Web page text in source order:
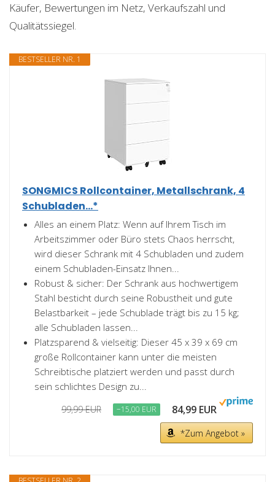
Käufer, Bewertungen im Netz, Verkaufszahl und
Qualitätssiegel.
BESTSELLER NR. 1
SONGMICS Rollcontainer, Metallschrank, 4
Schubladen...*
Alles an einem Platz: Wenn auf Ihrem Tisch im
Arbeitszimmer oder Büro stets Chaos herrscht,
wird dieser Schrank mit 4 Schubladen und zudem
einem Schubladen-Einsatz Ihnen...
Robust & sicher: Der Schrank aus hochwertigem
Stahl besticht durch seine Robustheit und gute
Belastbarkeit – jede Schublade trägt bis zu 15 kg;
alle Schubladen lassen...
Platzsparend & vielseitig: Dieser 45 x 39 x 69 cm
große Rollcontainer kann unter die meisten
Schreibtische platziert werden und passt durch
sein schlichtes Design zu...
99,99 EUR −15,00 EUR 84,99 EUR
*Zum Angebot »